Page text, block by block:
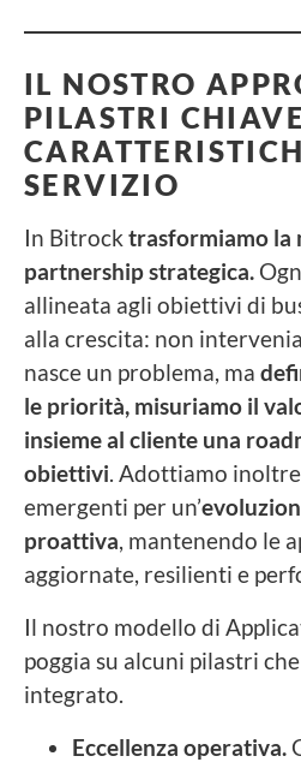
IL NOSTRO
PILASTRI
SERVIZIO
In Bitrock trasformiamo la
partnership strategica.
allineata agli obiettivi di
alla crescita: non
nasce un problema, ma
le priorità, misuriamo il
insieme al cliente una
obiettivi. Adottiamo
emergenti per un’
proattiva, mantenendo le
aggiornate, resilienti e
Il nostro modello di
poggia su alcuni pilastri
integrato.
Eccellenza operativa.